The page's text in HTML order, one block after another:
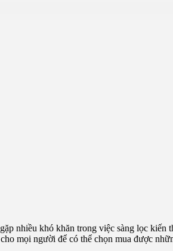
nhiều khó khăn trong việc sàng lọc kiến
mọi người để có thể chọn mua được